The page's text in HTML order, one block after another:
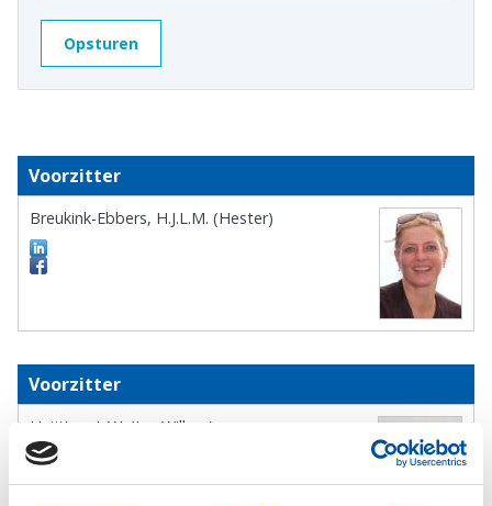
Voorzitter
Breukink-Ebbers, H.J.L.M. (Hester)
Voorzitter
Heijting, J. W. (Jan Willem)